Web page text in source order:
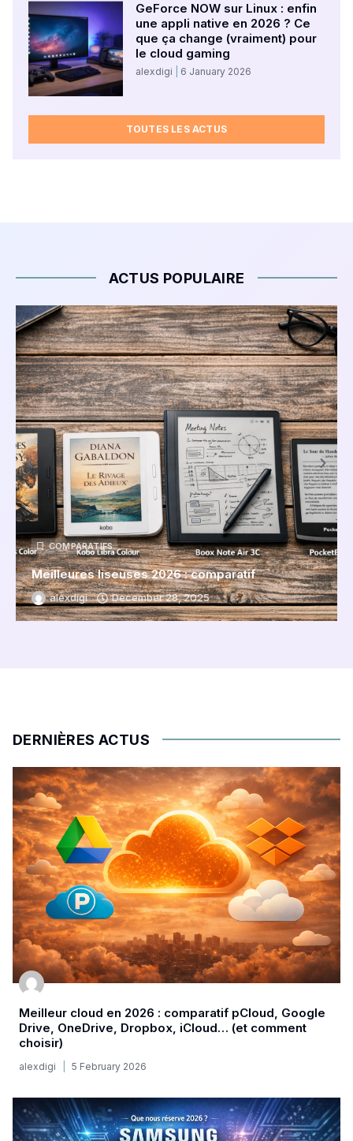
GeForce NOW sur Linux : enfin
une appli native en 2026 ? Ce
que ça change (vraiment) pour
le cloud gaming
alexdigi 6 January 2026
TOUTES LES ACTUS
ACTUS POPULAIRE
COMPARATIFS
Meilleures liseuses 2026 : comparatif
alexdigi December 28, 2025
DERNIÈRES ACTUS
Meilleur cloud en 2026 : comparatif pCloud, Google
Drive, OneDrive, Dropbox, iCloud… (et comment
choisir)
alexdigi 5 February 2026